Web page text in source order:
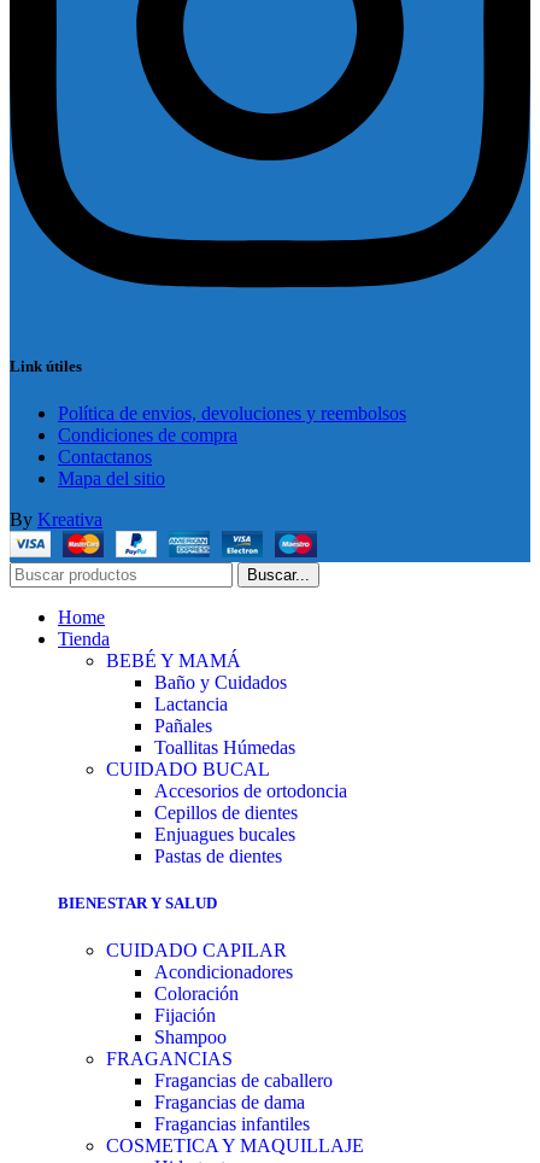
Link útiles
Política de envios, devoluciones y reembolsos
Condiciones de compra
Contactanos
Mapa del sitio
By Kreativa
Buscar...
Home
Tienda
BEBÉ Y MAMÁ
Baño y Cuidados
Lactancia
Pañales
Toallitas Húmedas
CUIDADO BUCAL
Accesorios de ortodoncia
Cepillos de dientes
Enjuagues bucales
Pastas de dientes
BIENESTAR Y SALUD
CUIDADO CAPILAR
Acondicionadores
Coloración
Fijación
Shampoo
FRAGANCIAS
Fragancias de caballero
Fragancias de dama
Fragancias infantiles
COSMETICA Y MAQUILLAJE